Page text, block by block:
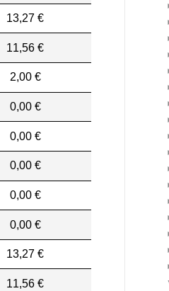
13,27 €
11,56 €
2,00 €
0,00 €
0,00 €
0,00 €
0,00 €
0,00 €
13,27 €
11,56 €